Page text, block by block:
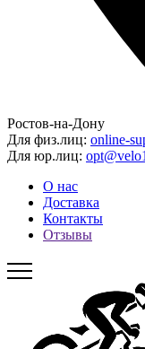
Ростов-на-Дону
Для физ.лиц: online-
Для юр.лиц:
О нас
Доставка
Контакты
Отзывы